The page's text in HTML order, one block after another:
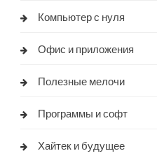
Компьютер с нуля
Офис и приложения
Полезные мелочи
Программы и софт
Хайтек и будущее